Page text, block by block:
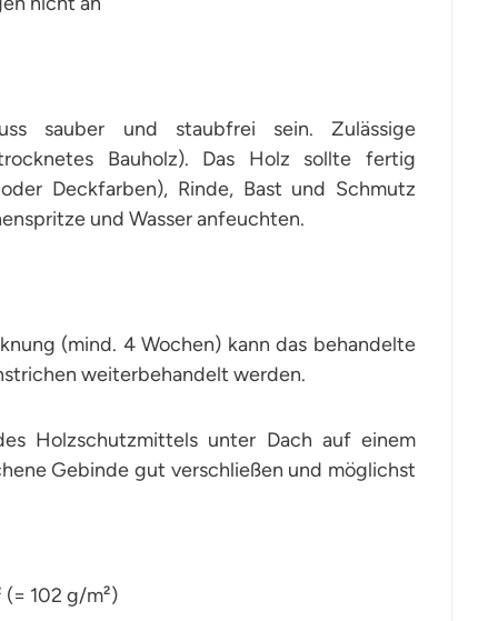
sauber und staubfrei sein. Zulässige
Bauholz). Das Holz sollte fertig
Deckfarben), Rinde, Bast und Schmutz
und Wasser anfeuchten.
(mind. 4 Wochen) kann das behandelte
weiterbehandelt werden.
Holzschutzmittels unter Dach auf einem
Gebinde gut verschließen und möglichst
102 g/m²)